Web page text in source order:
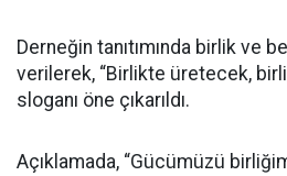
Derneğin tanıtımında birlik ve
verilerek, “Birlikte üretecek,
sloganı öne çıkarıldı.
Açıklamada, “Gücümüzü